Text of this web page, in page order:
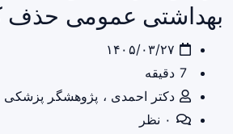
بهداشتی عمومی حذف
7 دقیقه
دکتر احمدی ، پژوهشگر پزشکی